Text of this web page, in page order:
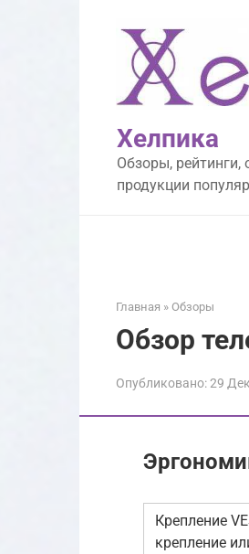
Хелпика
Обзоры, рейтинги,
продукции
Главная » Обзоры
Обзор
Опубликовано:29
Крепление
крепление